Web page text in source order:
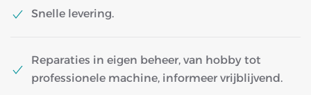
Snelle levering.
Reparaties in eigen beheer, van hobby tot
professionele machine, informeer vrijblijvend.